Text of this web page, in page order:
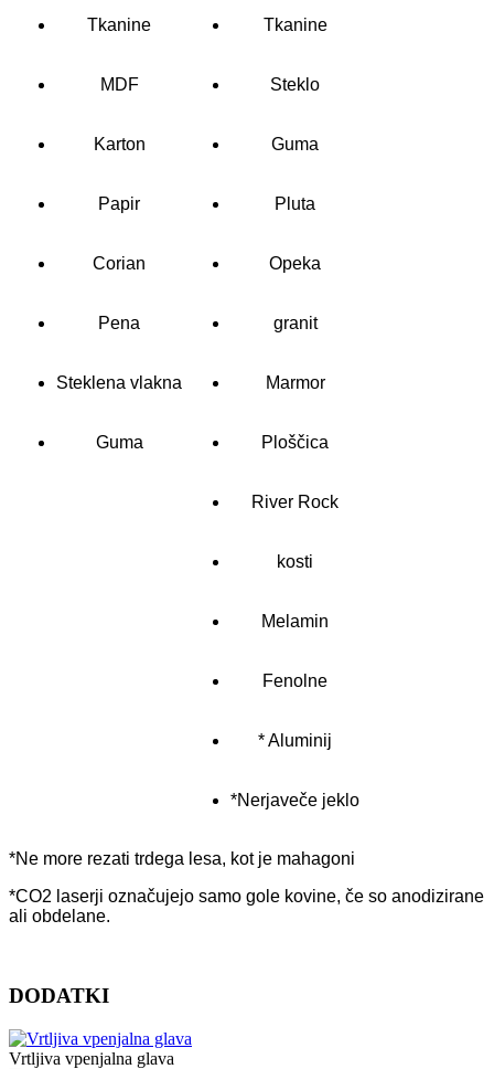
Tkanine Tkanine
MDF Steklo
Karton Guma
Papir Pluta
Corian Opeka
Pena granit
Steklena vlakna Marmor
Guma Ploščica
River Rock
kosti
Melamin
Fenolne
* Aluminij
*Nerjaveče jeklo
*Ne more rezati trdega lesa, kot je mahagoni
*CO2 laserji označujejo samo gole kovine, če so anodizirane
ali obdelane.
DODATKI
Vrtljiva vpenjalna glava